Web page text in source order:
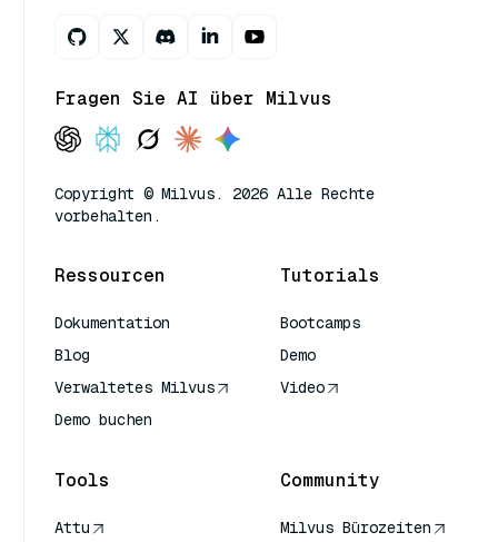
Fragen Sie AI über Milvus
Copyright © Milvus. 2026 Alle Rechte
vorbehalten.
Ressourcen
Dokumentation
Blog
Verwaltetes Milvus
Demo buchen
Tutorials
Bootcamps
Demo
Video
Tools
Attu
Community
Milvus Bürozeiten